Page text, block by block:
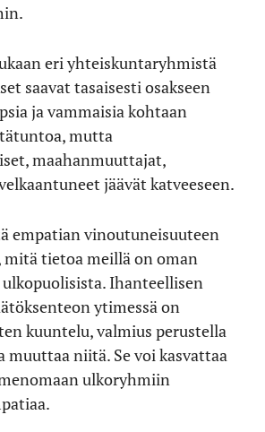
eri yhteiskuntaryhmistä
saavat tasaisesti osakseen
ja vammaisia kohtaan
mutta
maahanmuuttajat,
jäävät katveeseen.
empatian vinoutuneisuuteen
mitä tietoa meillä on oman
Ihanteellisen
ytimessä on
kuuntelu, valmius perustella
niitä. Se voi kasvattaa
ulkoryhmiin